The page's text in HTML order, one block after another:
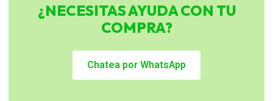
¿NECESITAS AYUDA CON TU
COMPRA?
Chatea por WhatsApp